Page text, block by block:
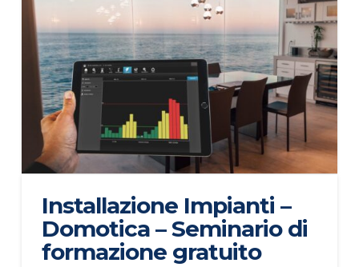
Installazione Impianti –
Domotica – Seminario di
formazione gratuito